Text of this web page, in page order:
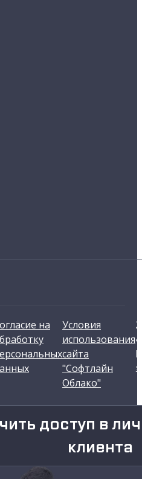
на
Условия
использования
сайта
"Софтлайн
Облако"
доступ в
клиента